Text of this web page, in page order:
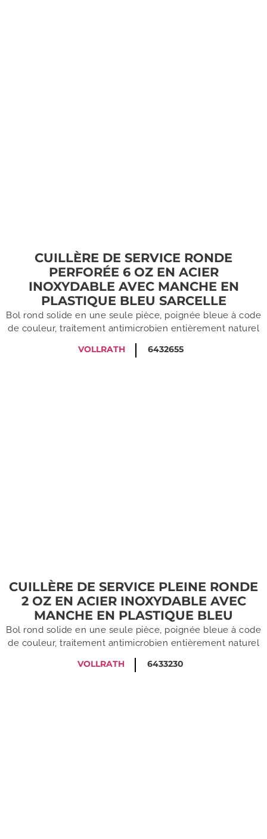
CUILLÈRE DE SERVICE RONDE
PERFORÉE 6 OZ EN ACIER
INOXYDABLE AVEC MANCHE EN
PLASTIQUE BLEU SARCELLE
Bol rond solide en une seule pièce, poignée bleue à code
de couleur, traitement antimicrobien entièrement naturel
VOLLRATH
6432655
CUILLÈRE DE SERVICE PLEINE RONDE
2 OZ EN ACIER INOXYDABLE AVEC
MANCHE EN PLASTIQUE BLEU
Bol rond solide en une seule pièce, poignée bleue à code
de couleur, traitement antimicrobien entièrement naturel
VOLLRATH
6433230